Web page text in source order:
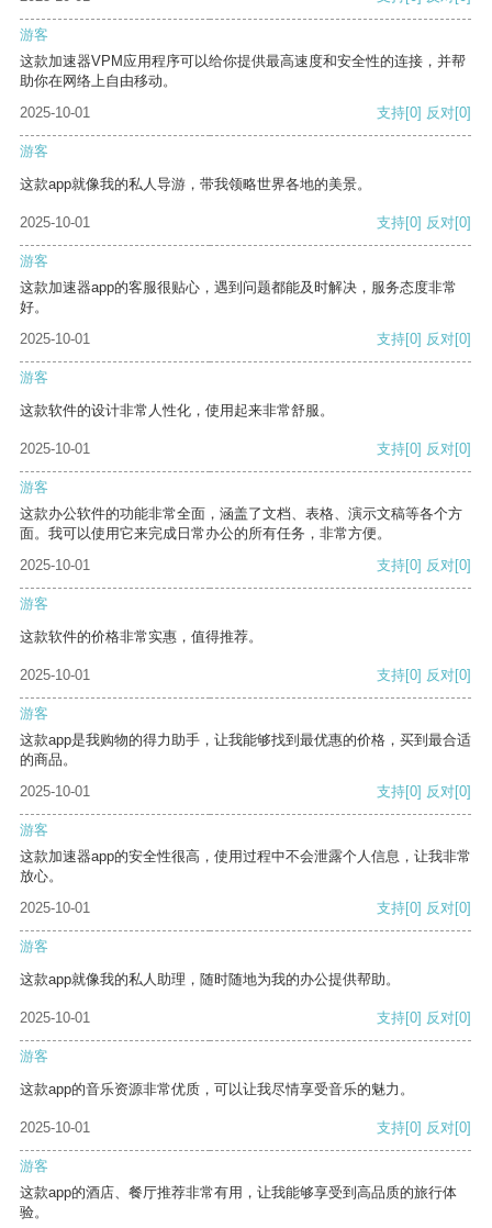
游客
这款加速器VPM应用程序可以给你提供最高速度和安全性的连接，并帮
助你在网络上自由移动。
2025-10-01
支持[0] 反对[0]
游客
这款app就像我的私人导游，带我领略世界各地的美景。
2025-10-01 支持[0] 反对[0]
游客
这款加速器app的客服很贴心，遇到问题都能及时解决，服务态度非常
好。
2025-10-01
支持[0] 反对[0]
游客
这款软件的设计非常人性化，使用起来非常舒服。
2025-10-01 支持[0] 反对[0]
游客
这款办公软件的功能非常全面，涵盖了文档、表格、演示文稿等各个方
面。我可以使用它来完成日常办公的所有任务，非常方便。
2025-10-01
支持[0] 反对[0]
游客
这款软件的价格非常实惠，值得推荐。
2025-10-01 支持[0] 反对[0]
游客
这款app是我购物的得力助手，让我能够找到最优惠的价格，买到最合适
的商品。
2025-10-01
支持[0] 反对[0]
游客
这款加速器app的安全性很高，使用过程中不会泄露个人信息，让我非常
放心。
2025-10-01
支持[0] 反对[0]
游客
这款app就像我的私人助理，随时随地为我的办公提供帮助。
2025-10-01 支持[0] 反对[0]
游客
这款app的音乐资源非常优质，可以让我尽情享受音乐的魅力。
2025-10-01 支持[0] 反对[0]
游客
这款app的酒店、餐厅推荐非常有用，让我能够享受到高品质的旅行体
验。